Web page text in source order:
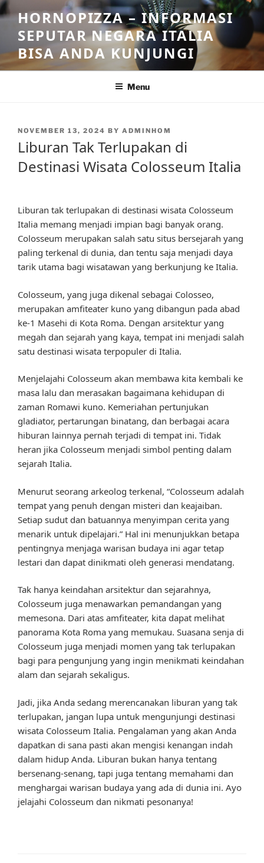
Skip
to
content
HORNOPIZZA – INFORMASI
SEPUTAR NEGARA ITALIA
BISA ANDA KUNJUNGI
Menu
POSTED
ON
NOVEMBER 13, 2024 BY ADMINHOM
Liburan Tak Terlupakan di
Destinasi Wisata Colosseum Italia
Liburan tak terlupakan di destinasi wisata Colosseum
Italia memang menjadi impian bagi banyak orang.
Colosseum merupakan salah satu situs bersejarah yang
paling terkenal di dunia, dan tentu saja menjadi daya
tarik utama bagi wisatawan yang berkunjung ke Italia.
Colosseum, yang juga dikenal sebagai Colosseo,
merupakan amfiteater kuno yang dibangun pada abad
ke-1 Masehi di Kota Roma. Dengan arsitektur yang
megah dan sejarah yang kaya, tempat ini menjadi salah
satu destinasi wisata terpopuler di Italia.
Menjelajahi Colosseum akan membawa kita kembali ke
masa lalu dan merasakan bagaimana kehidupan di
zaman Romawi kuno. Kemeriahan pertunjukan
gladiator, pertarungan binatang, dan berbagai acara
hiburan lainnya pernah terjadi di tempat ini. Tidak
heran jika Colosseum menjadi simbol penting dalam
sejarah Italia.
Menurut seorang arkeolog terkenal, “Colosseum adalah
tempat yang penuh dengan misteri dan keajaiban.
Setiap sudut dan batuannya menyimpan cerita yang
menarik untuk dipelajari.” Hal ini menunjukkan betapa
pentingnya menjaga warisan budaya ini agar tetap
lestari dan dapat dinikmati oleh generasi mendatang.
Tak hanya keindahan arsitektur dan sejarahnya,
Colosseum juga menawarkan pemandangan yang
memesona. Dari atas amfiteater, kita dapat melihat
panorama Kota Roma yang memukau. Suasana senja di
Colosseum juga menjadi momen yang tak terlupakan
bagi para pengunjung yang ingin menikmati keindahan
alam dan sejarah sekaligus.
Jadi, jika Anda sedang merencanakan liburan yang tak
terlupakan, jangan lupa untuk mengunjungi destinasi
wisata Colosseum Italia. Pengalaman yang akan Anda
dapatkan di sana pasti akan mengisi kenangan indah
dalam hidup Anda. Liburan bukan hanya tentang
bersenang-senang, tapi juga tentang memahami dan
menghargai warisan budaya yang ada di dunia ini. Ayo
jelajahi Colosseum dan nikmati pesonanya!